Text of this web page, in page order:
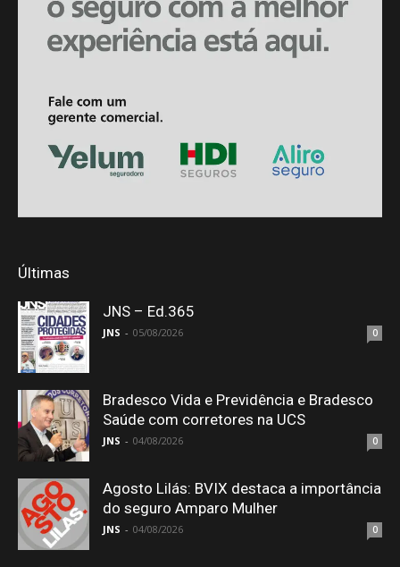
Últimas
JNS – Ed.365
JNS - 05/08/2026 0
Bradesco Vida e Previdência e Bradesco
Saúde com corretores na UCS
JNS - 04/08/2026 0
Agosto Lilás: BVIX destaca a importância
do seguro Amparo Mulher
JNS - 04/08/2026 0